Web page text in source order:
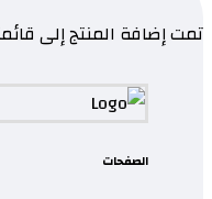
تمت إضافة المنتج إلى
الصفحات